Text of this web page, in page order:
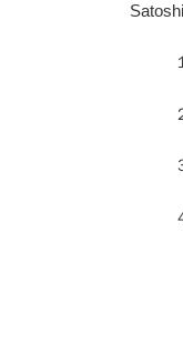
２、レコ
３、
４、社会的
５、ジャ